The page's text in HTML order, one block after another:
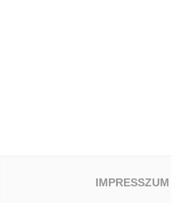
IMPRESSZUM